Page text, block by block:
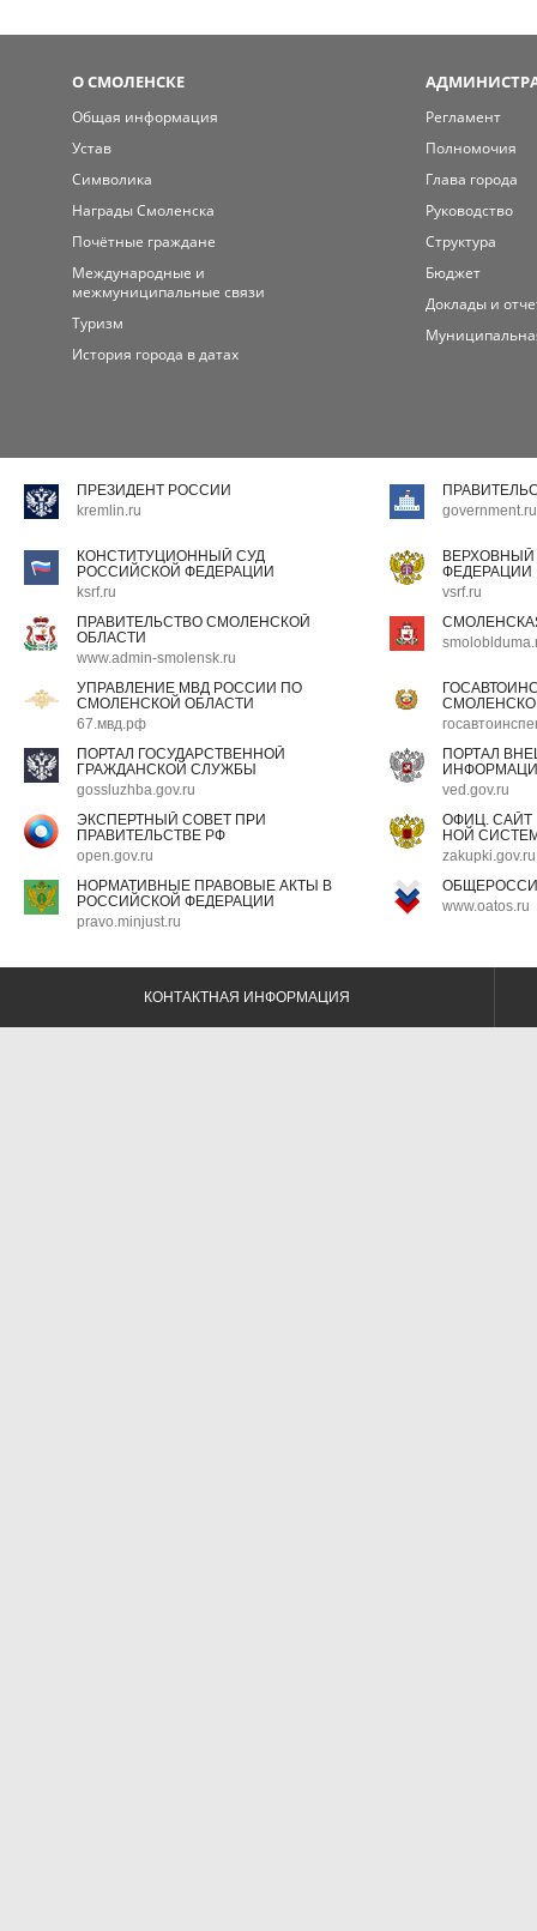
О СМОЛЕНСКЕ
Общая информация
Устав
Символика
Награды Смоленска
Почётные граждане
Международные и
межмуниципальные связи
Туризм
История города в датах
Регламент
Полномочия
Глава города
Руководство
Структура
Бюджет
Доклады и
ПРЕЗИДЕНТ РОССИИ
kremlin.ru
government.ru
КОНСТИТУЦИОННЫЙ СУД
РОССИЙСКОЙ ФЕДЕРАЦИИ
ksrf.ru
ФЕДЕРАЦИИ
vsrf.ru
ПРАВИТЕЛЬСТВО СМОЛЕНСКОЙ
ОБЛАСТИ
www.admin-smolensk.ru
УПРАВЛЕНИЕ МВД РОССИИ ПО
СМОЛЕНСКОЙ ОБЛАСТИ
67.мвд.рф
ПОРТАЛ ГОСУДАРСТВЕННОЙ
ГРАЖДАНСКОЙ СЛУЖБЫ
gossluzhba.gov.ru
ПОРТАЛ
ved.gov.ru
ЭКСПЕРТНЫЙ СОВЕТ ПРИ
ПРАВИТЕЛЬСТВЕ РФ
open.gov.ru
ОФИЦ.
НОЙ
zakupki.gov.ru
НОРМАТИВНЫЕ ПРАВОВЫЕ АКТЫ В
РОССИЙСКОЙ ФЕДЕРАЦИИ
pravo.minjust.ru
www.oatos.ru
КОНТАКТНАЯ ИНФОРМАЦИЯ